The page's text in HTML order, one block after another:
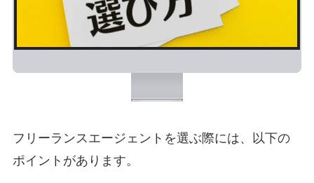
フリーランスエージェントを選ぶ際には、以下の
ポイントがあります。